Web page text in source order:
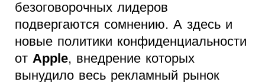
безоговорочных лидеров
подвергаются сомнению. А здесь и
новые политики конфиденциальности
от Apple, внедрение которых
вынудило весь рекламный рынок